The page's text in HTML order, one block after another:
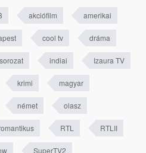
akciófilm amerikai
cool tv dráma
indiai Izaura TV
krimi magyar
német olasz
RTL RTLII
SuperTV2